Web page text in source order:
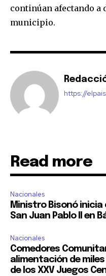
continúan afectando a
municipio.
https://
Read more
Nacionales
Ministro Bisonó
San Juan Pablo II en
Nacionales
Comedores
alimentación de
de los XXV Juegos